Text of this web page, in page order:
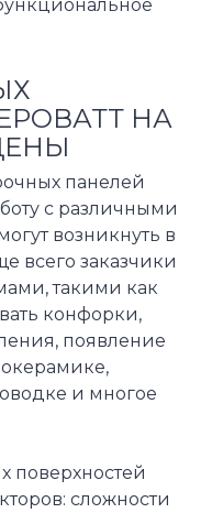
НА
панелей
с различными
возникнуть в
всего заказчики
такими как
конфорки,
появление
и многое
поверхностей
сложности